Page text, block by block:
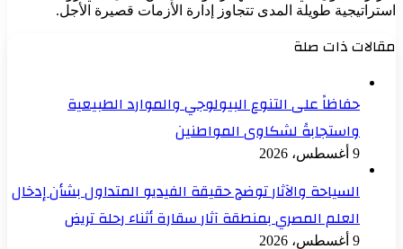
استراتيجية طويلة المدى تتجاوز إدارة الأزمات قصيرة الأجل.
مقالات ذات صلة
حفاظاً على التنوع البيولوجي والموارد الطبيعية
واستجابةً لشكاوى المواطنين
9 أغسطس، 2026
السياحة والآثار توضح حقيقة الفيديو المتداول بشأن إدخال
العلم المصري بمنطقة آثار سقارة أثناء رحلة تريض
9 أغسطس، 2026